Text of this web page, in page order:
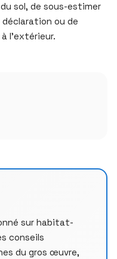
sol, de sous-estimer
déclaration ou de
l’extérieur.
sur habitat-
conseils
du gros œuvre,